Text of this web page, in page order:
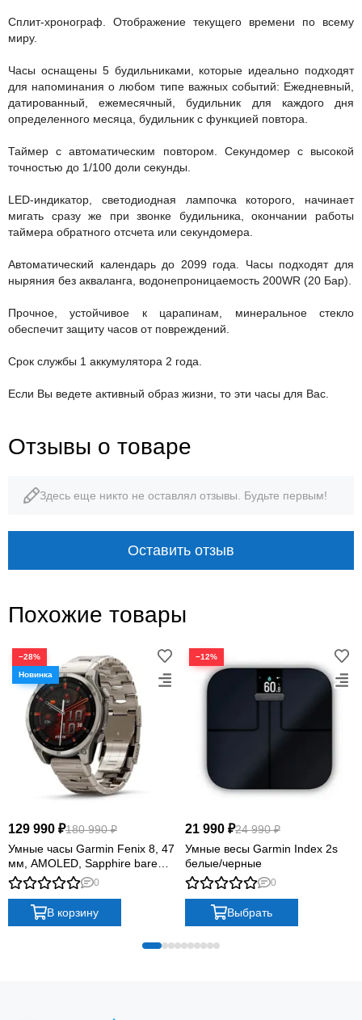
Сплит-хронограф. Отображение текущего времени по всему
миру.
Часы оснащены 5 будильниками, которые идеально подходят
для напоминания о любом типе важных событий: Ежедневный,
датированный, ежемесячный, будильник для каждого дня
определенного месяца, будильник с функцией повтора.
Таймер с автоматическим повтором. Секундомер с высокой
точностью до 1/100 доли секунды.
LED-индикатор, светодиодная лампочка которого, начинает
мигать сразу же при звонке будильника, окончании работы
таймера обратного отсчета или секундомера.
Автоматический календарь до 2099 года. Часы подходят для
ныряния без акваланга, водонепроницаемость 200WR (20 Бар).
Прочное, устойчивое к царапинам, минеральное стекло
обеспечит защиту часов от повреждений.
Срок службы 1 аккумулятора 2 года.
Если Вы ведете активный образ жизни, то эти часы для Вас.
Отзывы о товаре
Здесь еще никто не оставлял отзывы. Будьте первым!
Оставить отзыв
Похожие товары
−28%
129 990 ₽180 990 ₽
Умные часы Garmin Fenix 8, 47
мм, AMOLED, Sapphire bare
Titanium, graphite with titanium
band plus graphite silicone band
0
В корзину
−12%
21 990 ₽24 990 ₽
Умные весы Garmin Index 2s
белые/черные
0
Выбрать